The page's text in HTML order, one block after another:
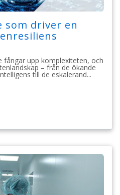
som driver en
fångar upp komplexiteten, och
– från de ökande
till de eskalerand...